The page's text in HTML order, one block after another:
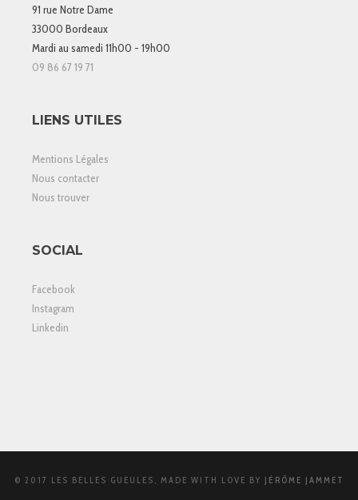
91 rue Notre Dame
33000 Bordeaux
Mardi au samedi 11h00 - 19h00
09 86 67 19 71
LIENS UTILES
Mentions Légales
Nous contacter
Nous trouver
SOCIAL
Facebook
Instagram
Linkedin
© 2017 LES BELLES GUEULES, MADE WITH LOVE BY JÉRÔME JAMMET